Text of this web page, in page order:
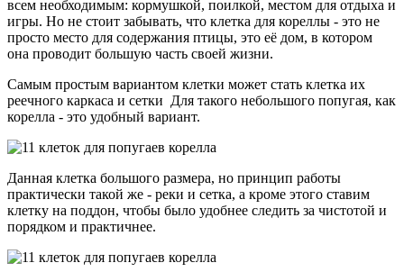
всем необходимым: кормушкой, поилкой, местом для отдыха и
игры. Но не стоит забывать, что клетка для кореллы - это не
просто место для содержания птицы, это её дом, в котором
она проводит большую часть своей жизни.
Самым простым вариантом клетки может стать клетка их
реечного каркаса и сетки Для такого небольшого попугая, как
корелла - это удобный вариант.
Данная клетка большого размера, но принцип работы
практически такой же - реки и сетка, а кроме этого ставим
клетку на поддон, чтобы было удобнее следить за чистотой и
порядком и практичнее.